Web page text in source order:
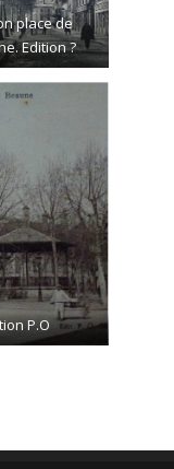
place de
Edition ?
P.O